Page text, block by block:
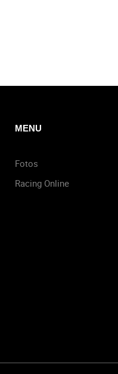
MENU
Fotos
Racing Online